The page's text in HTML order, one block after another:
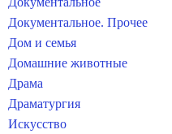
Документальное. Прочее
Дом и семья
Домашние животные
Драма
Драматургия
Искусство